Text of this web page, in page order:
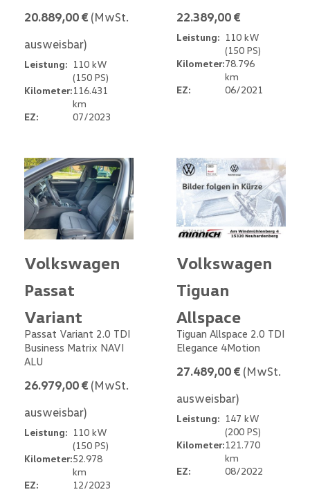
20.889,00 € (MwSt.
ausweisbar)
Leistung: 110 kW
(150 PS)
Kilometer:116.431
km
EZ:
07/2023
22.389,00 €
Leistung: 110 kW
(150 PS)
Kilometer:78.796
km
EZ:
06/2021
Volkswagen
Passat
Variant
Passat Variant 2.0 TDI
Business Matrix NAVI
ALU
26.979,00 € (MwSt.
ausweisbar)
Leistung: 110 kW
(150 PS)
Kilometer:52.978
km
EZ:
12/2023
Volkswagen
Tiguan
Allspace
Tiguan Allspace 2.0 TDI
Elegance 4Motion
27.489,00 € (MwSt.
ausweisbar)
Leistung: 147 kW
(200 PS)
Kilometer:121.770
km
EZ:
08/2022